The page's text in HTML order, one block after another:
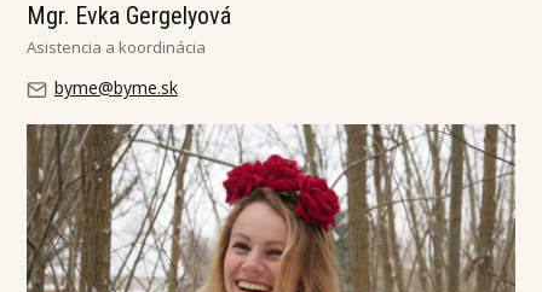
Mgr. Evka Gergelyová
Asistencia a koordinácia
byme@byme.sk